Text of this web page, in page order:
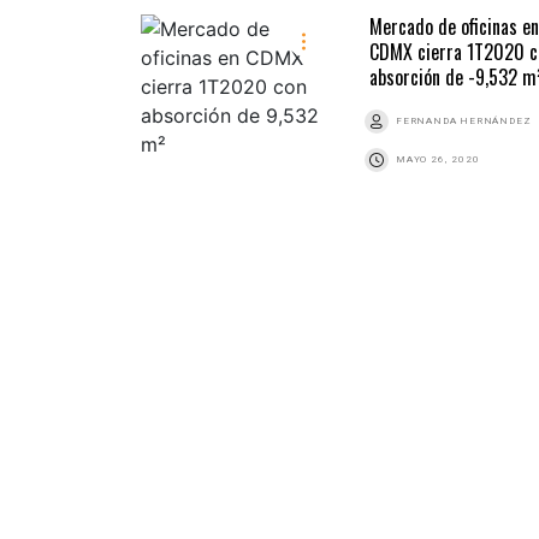
Mercado de oficinas en
CDMX cierra 1T2020
absorción de -9,532
FERNANDA HERNÁNDEZ
MAYO 26, 2020